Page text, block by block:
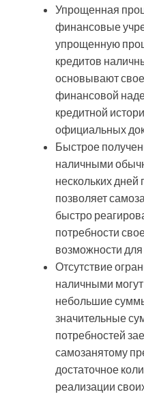
Упрощенная
финансовые
упрощенную
кредитов
основывают
финансовой
кредитной
официальных
Быстрое
наличными
нескольких дней
позволяет
быстро
потребности
возможности для
Отсутствие
наличными
небольшие
значительные
потребностей
самозанятому
достаточное
реализации